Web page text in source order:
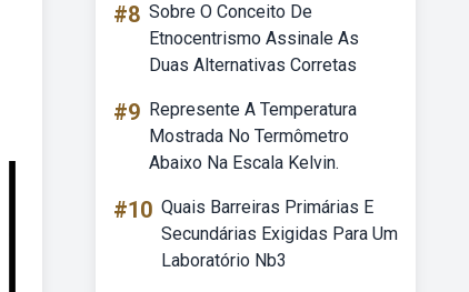
#8 Sobre O Conceito De
Etnocentrismo Assinale As
Duas Alternativas Corretas
#9 Represente A Temperatura
Mostrada No Termômetro
Abaixo Na Escala Kelvin.
#10 Quais Barreiras Primárias E
Secundárias Exigidas Para Um
Laboratório Nb3